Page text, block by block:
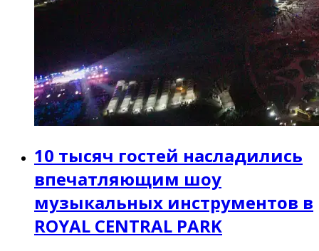
10 тысяч гостей насладились
впечатляющим шоу
музыкальных инструментов в
ROYAL CENTRAL PARK